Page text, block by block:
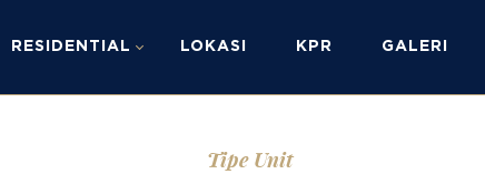
RESIDENTIAL LOKASI KPR GALERI
Tipe Unit